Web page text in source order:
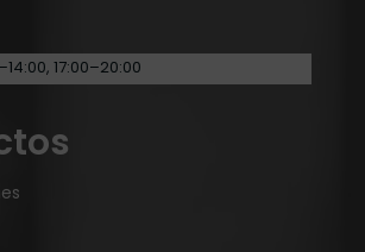
17:00–20:00